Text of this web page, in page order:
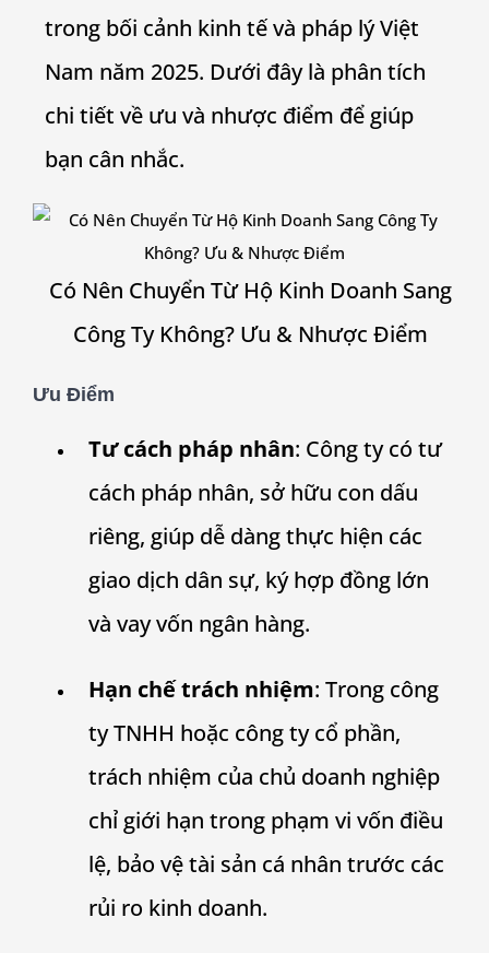
trong bối cảnh kinh tế và pháp lý Việt
Nam năm 2025. Dưới đây là phân tích
chi tiết về ưu và nhược điểm để giúp
bạn cân nhắc.
Có Nên Chuyển Từ Hộ Kinh Doanh Sang
Công Ty Không? Ưu & Nhược Điểm
Ưu Điểm
Tư cách pháp nhân: Công ty có tư
cách pháp nhân, sở hữu con dấu
riêng, giúp dễ dàng thực hiện các
giao dịch dân sự, ký hợp đồng lớn
và vay vốn ngân hàng.
Hạn chế trách nhiệm: Trong công
ty TNHH hoặc công ty cổ phần,
trách nhiệm của chủ doanh nghiệp
chỉ giới hạn trong phạm vi vốn điều
lệ, bảo vệ tài sản cá nhân trước các
rủi ro kinh doanh.